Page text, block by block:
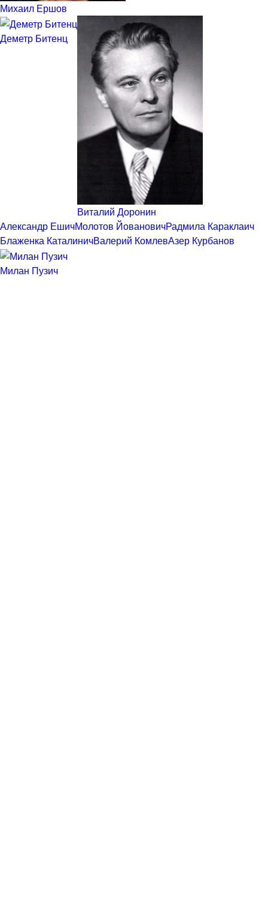
Михаил Ершов
Деметр Битенц
Виталий Доронин
Александр ЕшичМолотов ЙовановичРадмила Караклаич
Блаженка КаталиничВалерий КомлевАзер Курбанов
Милан Пузич